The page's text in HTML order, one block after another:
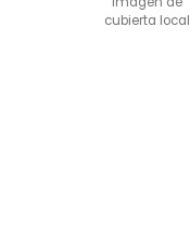
cubierta local